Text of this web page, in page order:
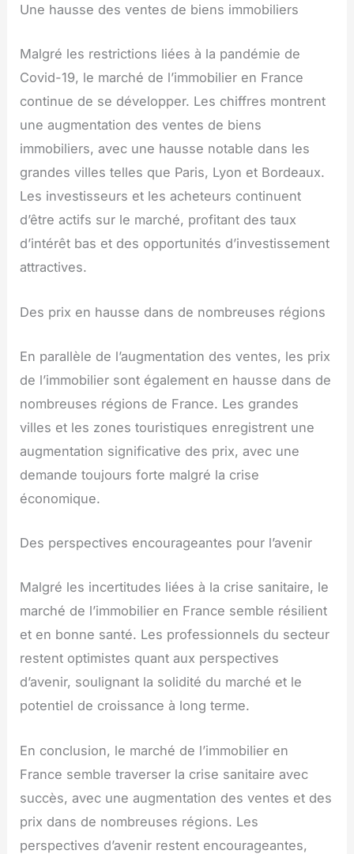
Une hausse des ventes de biens immobiliers
Malgré les restrictions liées à la pandémie de
Covid-19, le marché de l’immobilier en France
continue de se développer. Les chiffres montrent
une augmentation des ventes de biens
immobiliers, avec une hausse notable dans les
grandes villes telles que Paris, Lyon et Bordeaux.
Les investisseurs et les acheteurs continuent
d’être actifs sur le marché, profitant des taux
d’intérêt bas et des opportunités d’investissement
attractives.
Des prix en hausse dans de nombreuses régions
En parallèle de l’augmentation des ventes, les prix
de l’immobilier sont également en hausse dans de
nombreuses régions de France. Les grandes
villes et les zones touristiques enregistrent une
augmentation significative des prix, avec une
demande toujours forte malgré la crise
économique.
Des perspectives encourageantes pour l’avenir
Malgré les incertitudes liées à la crise sanitaire, le
marché de l’immobilier en France semble résilient
et en bonne santé. Les professionnels du secteur
restent optimistes quant aux perspectives
d’avenir, soulignant la solidité du marché et le
potentiel de croissance à long terme.
En conclusion, le marché de l’immobilier en
France semble traverser la crise sanitaire avec
succès, avec une augmentation des ventes et des
prix dans de nombreuses régions. Les
perspectives d’avenir restent encourageantes,